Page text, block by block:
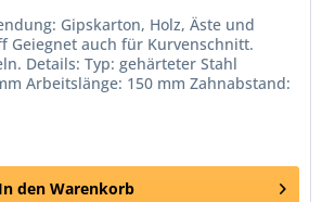
Gipskarton, Holz, Äste und
Geiegnet auch für Kurvenschnitt.
Details: Typ: gehärteter Stahl
Arbeitslänge: 150 mm Zahnabstand:
In den Warenkorb